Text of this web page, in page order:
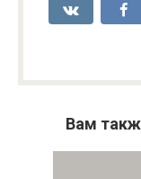
Вам